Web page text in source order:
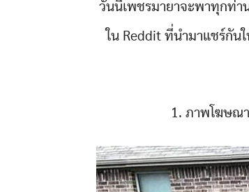
วันนี้เพชรมายาจะพาทุกท่า
ใน Reddit ที่นำมาแชร์กัน
1. ภาพโฆษณ